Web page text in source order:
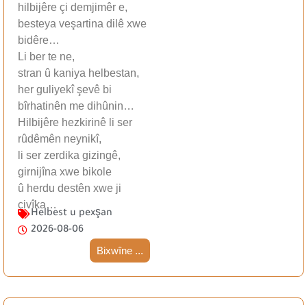
hilbijêre çi demjimêr e,
besteya veşartina dilê xwe
bidêre…
Li ber te ne,
stran û kaniya helbestan,
her guliyekî şevê bi
bîrhatinên me dihûnin…
Hilbijêre hezkirinê li ser
rûdêmên neynikî,
li ser zerdika gizingê,
girnijîna xwe bikole
û herdu destên xwe ji
çivîka…
Helbest u pexşan
2026-08-06
Bixwîne ...